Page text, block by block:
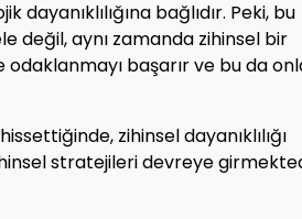
bağlıdır. Peki, bu
değil, aynı zamanda zihinsel bir
başarır ve bu da
zihinsel dayanıklılığı
stratejileri devreye